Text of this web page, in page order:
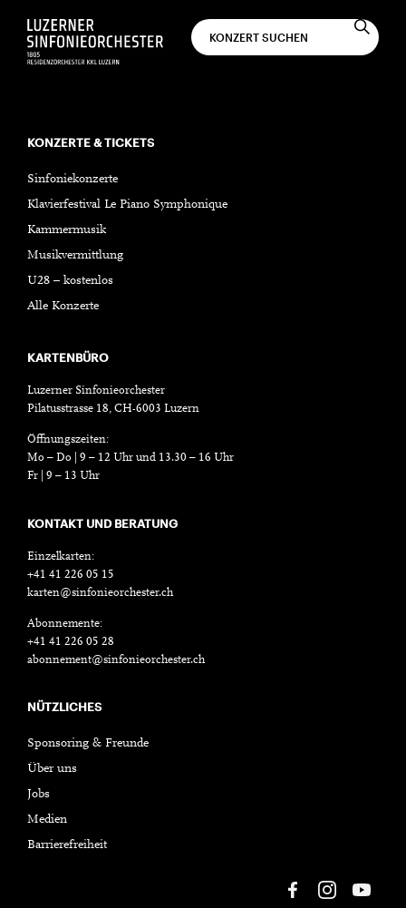
KONZERTE & TICKETS
Sinfoniekonzerte
Klavierfestival Le Piano Symphonique
Kammermusik
Musikvermittlung
U28 – kostenlos
Alle Konzerte
KARTENBÜRO
Luzerner Sinfonieorchester
Pilatusstrasse 18, CH-6003 Luzern
Öffnungszeiten:
Mo – Do | 9 – 12 Uhr und 13.30 – 16 Uhr
Fr | 9 – 13 Uhr
KONTAKT UND BERATUNG
Einzelkarten:
+41 41 226 05 15
karten@sinfonieorchester.ch
Abonnemente:
+41 41 226 05 28
abonnement@sinfonieorchester.ch
NÜTZLICHES
Sponsoring & Freunde
Über uns
Jobs
Medien
Barrierefreiheit